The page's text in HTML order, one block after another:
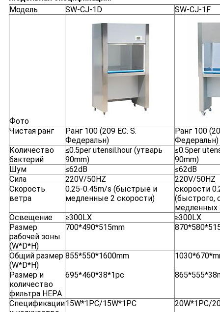
Модель
SW-CJ-1D SW-CJ-1F
Фото
Чистая ранг
Ранг 100 (209 ЕС. S.
Федеральн)
Ранг 100
Федеральн)
Количество
бактерий
≤0.5per utensil.hour (утварь
90mm)
≤0.5per
90mm)
Шум
≤62dB
≤62dB
Сила
220V/50HZ
220V/50HZ
Скорость
ветра
0.25-0.45m/s (быстрые и
медленные 2 скорости)
скорости
(быстрого,
медленных
Освещение
≥300LX
≥300LX
Размер
рабочей зоны
(W*D*H)
700*490*515mm
Общий размер
(W*D*H)
855*550*1600mm
Размер и
количество
фильтра HEPA
695*460*38*1pc
Спецификации15W*1PC/15W*1PC 20W*1PC/